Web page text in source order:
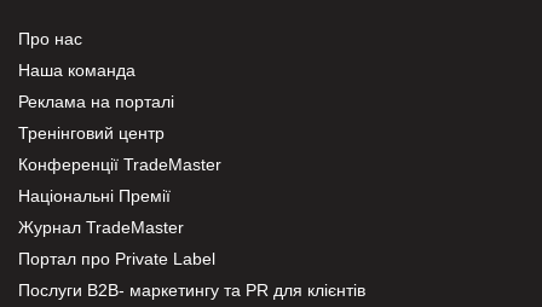
Про нас
Наша команда
Реклама на порталі
Тренінговий центр
Конференції TradeMaster
Національні Премії
Журнал TradeMaster
Портал про Private Label
Послуги В2В- маркетингу та PR для клієнтів